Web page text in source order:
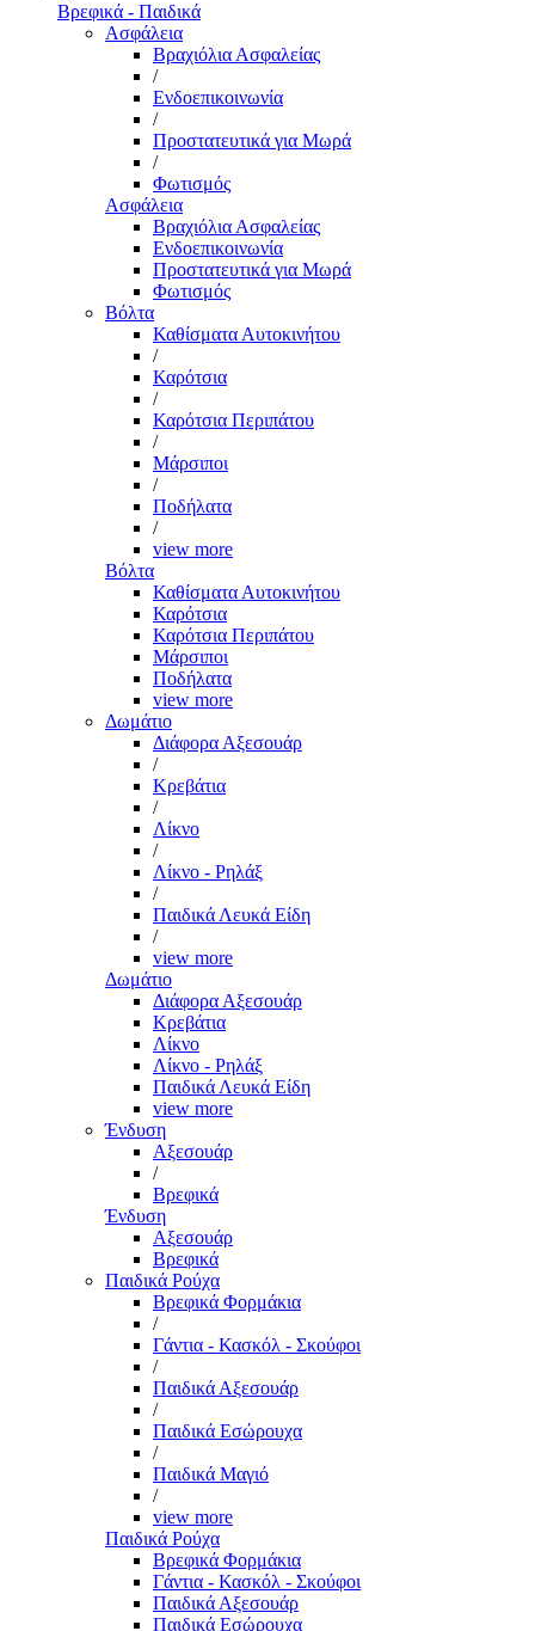
Βρεφικά - Παιδικά
Ασφάλεια
Βραχιόλια Ασφαλείας
/
Ενδοεπικοινωνία
/
Προστατευτικά για Μωρά
/
Φωτισμός
Ασφάλεια
Βραχιόλια Ασφαλείας
Ενδοεπικοινωνία
Προστατευτικά για Μωρά
Φωτισμός
Βόλτα
Καθίσματα Αυτοκινήτου
/
Καρότσια
/
Καρότσια Περιπάτου
/
Μάρσιποι
/
Ποδήλατα
/
view more
Βόλτα
Καθίσματα Αυτοκινήτου
Καρότσια
Καρότσια Περιπάτου
Μάρσιποι
Ποδήλατα
view more
Δωμάτιο
Διάφορα Αξεσουάρ
/
Κρεβάτια
/
Λίκνο
/
Λίκνο - Ρηλάξ
/
Παιδικά Λευκά Είδη
/
view more
Δωμάτιο
Διάφορα Αξεσουάρ
Κρεβάτια
Λίκνο
Λίκνο - Ρηλάξ
Παιδικά Λευκά Είδη
view more
Ένδυση
Αξεσουάρ
/
Βρεφικά
Ένδυση
Αξεσουάρ
Βρεφικά
Παιδικά Ρούχα
Βρεφικά Φορμάκια
/
Γάντια - Κασκόλ - Σκούφοι
/
Παιδικά Αξεσουάρ
/
Παιδικά Εσώρουχα
/
Παιδικά Μαγιό
/
view more
Παιδικά Ρούχα
Βρεφικά Φορμάκια
Γάντια - Κασκόλ - Σκούφοι
Παιδικά Αξεσουάρ
Παιδικά Εσώρουχα